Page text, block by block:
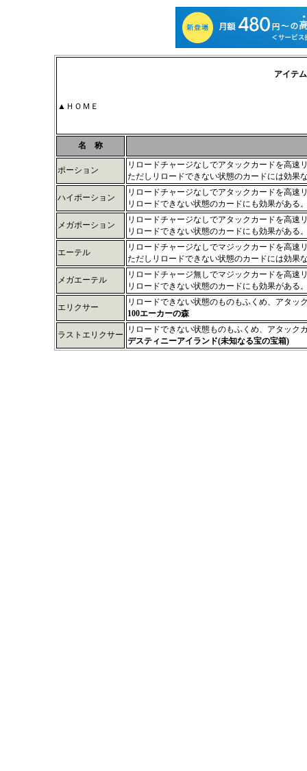
アイテ
▲ＨＯＭＥ
名 称
ポーション
リロードチャージなしでアタックカードを高速
ただしリロードできない状態のカードには効果
ハイポーション
リロードチャージなしでアタックカードを高速
リロードできない状態のカードにも効果がある
メガポーション
リロードチャージなしでアタックカードを高速
リロードできない状態のカードにも効果がある
エーテル
リロードチャージなしでマジックカードを高速
ただしリロードできない状態のカードには効果
メガエーテル
リロードチャージ無しでマジックカードを高速
リロードできない状態のカードにも効果がある
エリクサー
リロードできない状態のものもふくめ、アタッ
100エーカーの森
ラストエリクサー
リロードできない状態ものもふくめ、アタック
デスティニーアイランド(未知なる宝の宝箱)